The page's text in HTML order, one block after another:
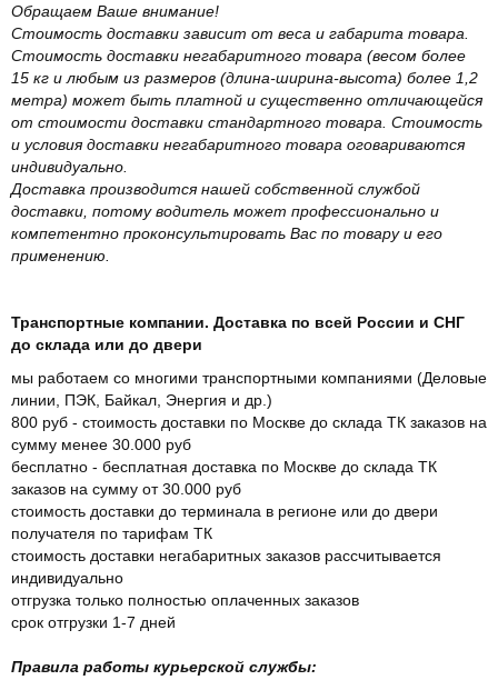
Обращаем Ваше внимание!
Стоимость доставки зависит от веса и габарита товара.
Стоимость доставки негабаритного товара (весом более
15 кг и любым из размеров (длина-ширина-высота) более 1,2
метра) может быть платной и существенно отличающейся
от стоимости доставки стандартного товара. Стоимость
и условия доставки негабаритного товара оговариваются
индивидуально.
Доставка производится нашей собственной службой
доставки, потому водитель может профессионально и
компетентно проконсультировать Вас по товару и его
применению.
Транспортные компании. Доставка по всей России и СНГ
до склада или до двери
мы работаем со многими транспортными компаниями (Деловые
линии, ПЭК, Байкал, Энергия и др.)
800 руб - стоимость доставки по Москве до склада ТК заказов на
сумму менее 30.000 руб
бесплатно - бесплатная доставка по Москве до склада ТК
заказов на сумму от 30.000 руб
стоимость доставки до терминала в регионе или до двери
получателя по тарифам ТК
стоимость доставки негабаритных заказов рассчитывается
индивидуально
отгрузка только полностью оплаченных заказов
срок отгрузки 1-7 дней
Правила работы курьерской службы: